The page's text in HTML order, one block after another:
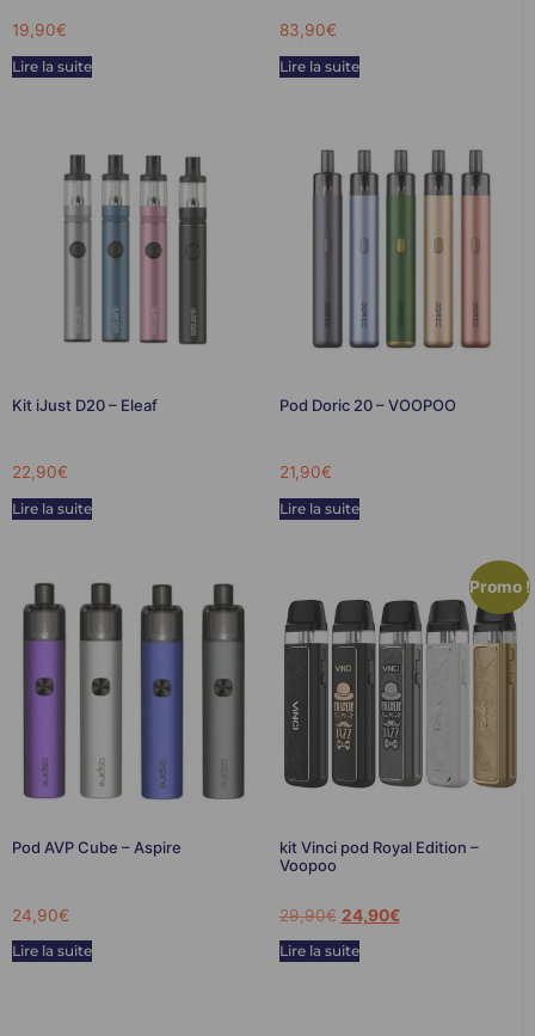
19,90€
Lire la suite
83,90€
Lire la suite
Kit iJust D20 – Eleaf
22,90€
Lire la suite
Pod Doric 20 – VOOPOO
21,90€
Lire la suite
Pod AVP Cube – Aspire
24,90€
Lire la suite
Promo !
kit Vinci pod Royal Edition –
Voopoo
29,90€ 24,90€
Lire la suite